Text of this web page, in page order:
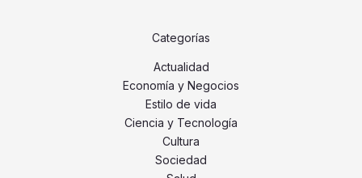
Categorías
Actualidad
Economía y Negocios
Estilo de vida
Ciencia y Tecnología
Cultura
Sociedad